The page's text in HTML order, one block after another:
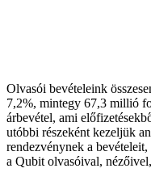
Olvasói bevételeink
7,2%, mintegy 67,3 millió
árbevétel, ami
utóbbi részeként kezeljük
rendezvénynek a
a Qubit olvasóival,